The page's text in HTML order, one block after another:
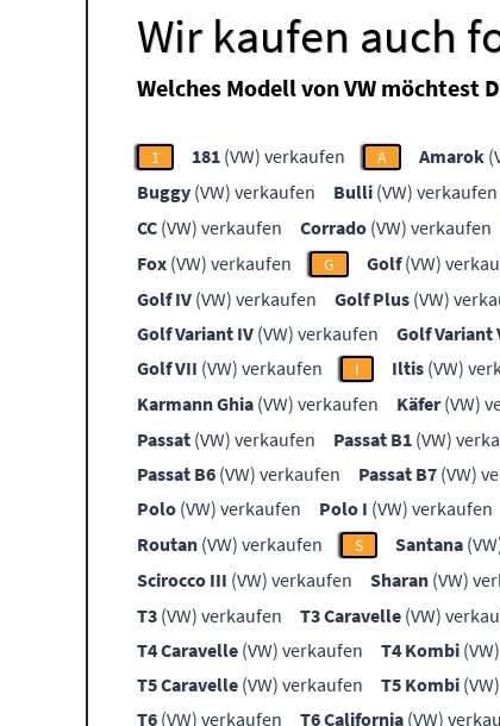
Wir kaufen auch
Welches Modell von VW möchtest
1 181 (VW) verkaufen A Amarok
Buggy (VW) verkaufen Bulli (VW) verkaufen
CC (VW) verkaufen Corrado (VW) verkaufen
Fox (VW) verkaufen G Golf(VW)
Golf IV (VW) verkaufen Golf Plus (VW)
Golf Variant IV (VW) verkaufen Golf Variant
Golf VII (VW) verkaufen I Iltis (VW)
Karmann Ghia (VW) verkaufen Käfer(VW)
Passat (VW) verkaufen Passat B1 (VW)
Passat B6 (VW) verkaufen Passat B7 (VW)
Polo (VW) verkaufen Polo I (VW) verkaufen
Routan (VW) verkaufen S Santana
Scirocco III (VW) verkaufen Sharan (VW)
T3 (VW) verkaufen T3 Caravelle (VW)
T4 Caravelle (VW) verkaufen T4 Kombi
T5 Caravelle (VW) verkaufen T5 Kombi
T6 (VW) verkaufen T6 California (VW)